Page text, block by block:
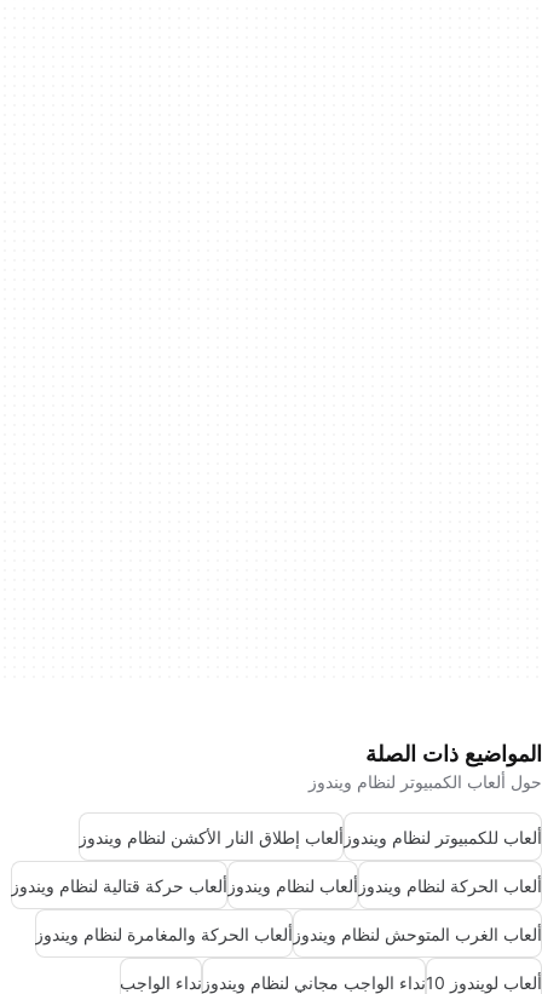
المواضيع ذات الصلة
حول ألعاب الكمبيوتر لنظام ويندوز
ألعاب للكمبيوتر لنظام ويندوز ألعاب إطلاق النار الأكشن لنظام ويندوز
ألعاب الحركة لنظام ويندوز ألعاب لنظام ويندوز ألعاب حركة قتالية لنظام ويندوز
ألعاب الغرب المتوحش لنظام ويندوز ألعاب الحركة والمغامرة لنظام ويندوز
ألعاب لويندوز 10 نداء الواجب مجاني لنظام ويندوز نداء الواجب